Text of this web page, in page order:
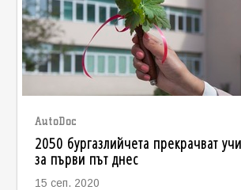
AutoDoc
2050 бургазлийчета прекрачват
за първи път днес
15 сеп. 2020